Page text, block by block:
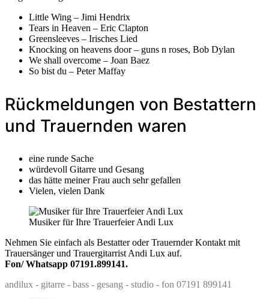
Little Wing – Jimi Hendrix
Tears in Heaven – Eric Clapton
Greensleeves – Irisches Lied
Knocking on heavens door – guns n roses, Bob Dylan
We shall overcome – Joan Baez
So bist du – Peter Maffay
Rückmeldungen von Bestattern
und Trauernden waren
eine runde Sache
würdevoll Gitarre und Gesang
das hätte meiner Frau auch sehr gefallen
Vielen, vielen Dank
Musiker für Ihre Trauerfeier Andi Lux
Nehmen Sie einfach als Bestatter oder Trauernder Kontakt mit
Trauersänger und Trauergitarrist Andi Lux auf.
Fon/ Whatsapp 07191.899141.
andilux - gitarre - bass - gesang - studio - fon 07191 899141